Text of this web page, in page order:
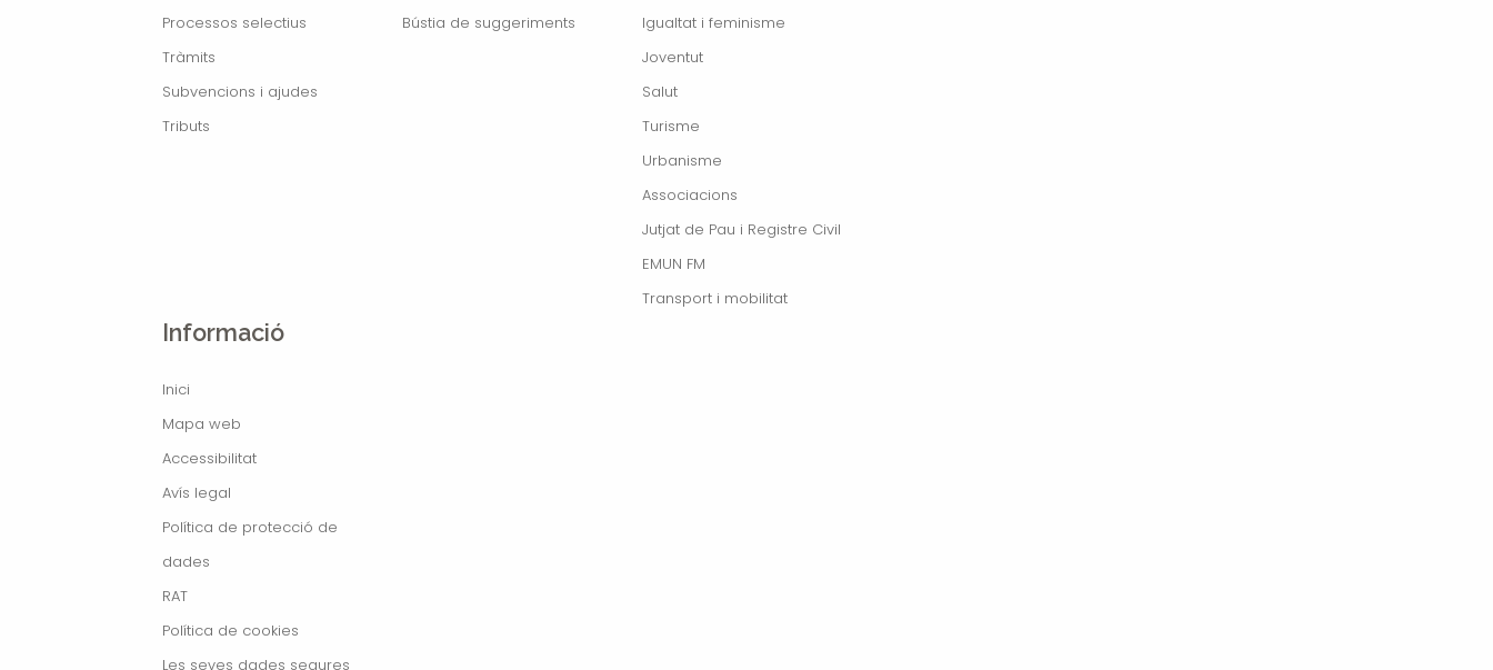
Processos selectius
Tràmits
Subvencions i ajudes
Tributs
Bústia de suggeriments
Igualtat i feminisme
Joventut
Salut
Turisme
Urbanisme
Associacions
Jutjat de Pau i Registre Civil
EMUN FM
Transport i mobilitat
Informació
Inici
Mapa web
Accessibilitat
Avís legal
Política de protecció de
dades
RAT
Política de cookies
Les seves dades segures